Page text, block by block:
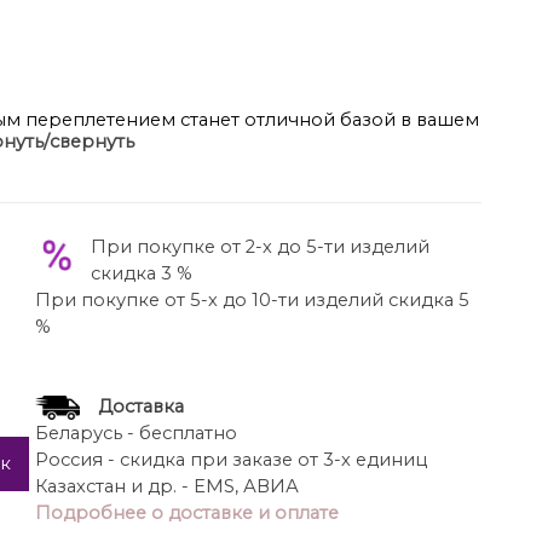
переплетением станет отличной базой в вашем
широкая бретель задаёт тон всей вещи — она
намёка на излишнюю откровенность. Бретель
линию, визуально расширяющую
переливается, основной тон — это нежно
и «пудрово-розовый». На свету она отдаёт
— оттенок становится более насыщенным. По
деликатная окантовка. По переду блузы
разрезами в боковых швах для
см, длина плеча 14 см (р 50-54), 14,5 см (р 56-
свернуть
При покупке от 2-х до 5-ти изделий
скидка 3 %
При покупке от 5-х до 10-ти изделий скидка 5
%
Доставка
Беларусь - бесплатно
Россия - скидка при заказе от 3-х единиц
Казахстан и др. - EMS, АВИА
Подробнее о доставке и оплате